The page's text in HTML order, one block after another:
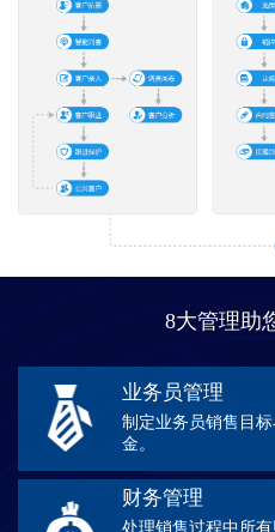
8大管理助
业务员管理
制定业务员销售目
金。
财务管理
处理销售过程中所